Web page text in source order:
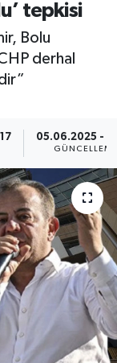
tepkisi
Bolu
derhal
05.06.2025 -